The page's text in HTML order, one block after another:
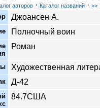
авторов ·Каталог названий·>>
Джоансен А.
Полночный воин
Роман
Художественная
Д-42
84.7США